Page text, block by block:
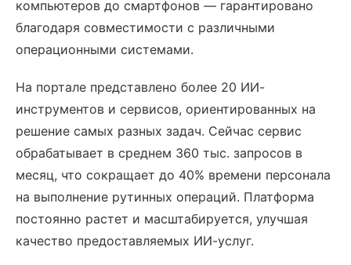
компьютеров до смартфонов — гарантировано
благодаря совместимости с различными
операционными системами.
На портале представлено более 20 ИИ-
инструментов и сервисов, ориентированных на
решение самых разных задач. Сейчас сервис
обрабатывает в среднем 360 тыс. запросов в
месяц, что сокращает до 40% времени персонала
на выполнение рутинных операций. Платформа
постоянно растет и масштабируется, улучшая
качество предоставляемых ИИ-услуг.